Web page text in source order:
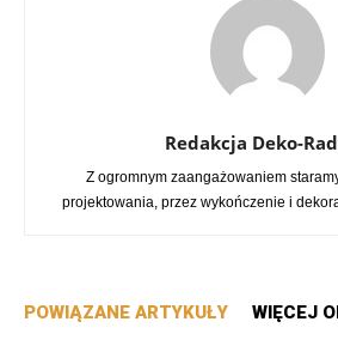
Redakcja Deko-
Z ogromnym zaangażowaniem
projektowania, przez wykończenie i
POWIĄZANE ARTYKUŁY WIĘCEJ